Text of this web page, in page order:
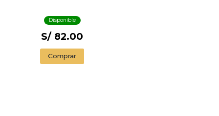
Disponible
S/ 82.00
Comprar